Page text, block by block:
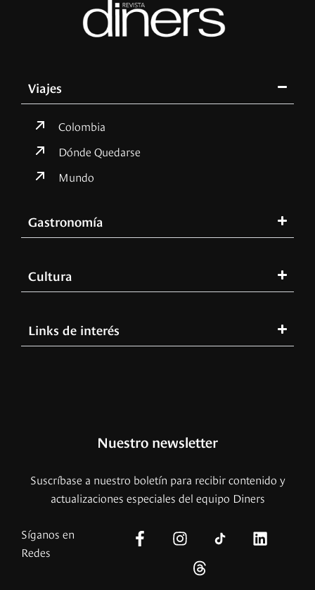
Viajes
Colombia
Dónde Quedarse
Mundo
Gastronomía
Cultura
Links de interés
Nuestro newsletter
Suscríbase a nuestro boletín para recibir contenido y
actualizaciones especiales del equipo Diners
Síganos en
Redes